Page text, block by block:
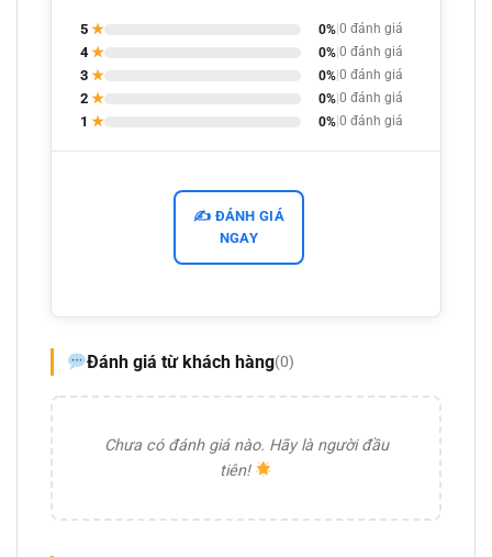
5 ★ 0% 0 đánh giá
4★ 0% 0 đánh giá
3 ★ 0% 0 đánh giá
2 ★ 0% 0 đánh giá
1 ★ 0% 0 đánh giá
✍️ ĐÁNH GIÁ
NGAY
Đánh giá từ khách hàng(0)
Chưa có đánh giá nào. Hãy là người đầu
tiên!